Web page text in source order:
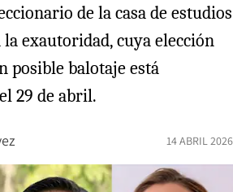
de la casa de estudios
exautoridad, cuya elección
posible balotaje está
29 de abril.
14 ABRIL 2026